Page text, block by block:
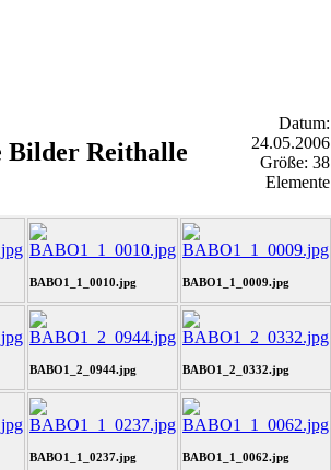
Bilder Reithalle
Datum:
24.05.2006
Größe: 38
Elemente
BABO1_1_0010.jpg BABO1_1_0009.jpg
BABO1_2_0944.jpg BABO1_2_0332.jpg
BABO1_1_0237.jpg BABO1_1_0062.jpg